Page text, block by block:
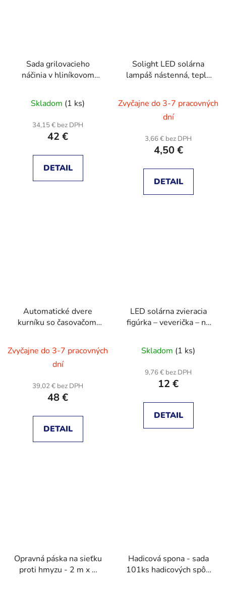
Sada grilovacieho
náčinia v hliníkovom
Skladom (1 ks)
34,15 € bez DPH
42 €
DETAIL
Solight LED solárna
lampáš nástenná, teplá
Zvyčajne do 3-7 pracovných
dní
3,66 € bez DPH
4,50 €
DETAIL
Automatické dvere
kurníku so časovačom,
Zvyčajne do 3-7 pracovných
dní
39,02 € bez DPH
48 €
DETAIL
LED solárna zvieracia
figúrka – veverička – na
LED – 25 x 6 x 19 cm
Skladom (1 ks)
9,76 € bez DPH
12 €
DETAIL
Opravná páska na sieťku
proti hmyzu - 2 m x 5
Hadicová spona - sada
101ks hadicových spôn